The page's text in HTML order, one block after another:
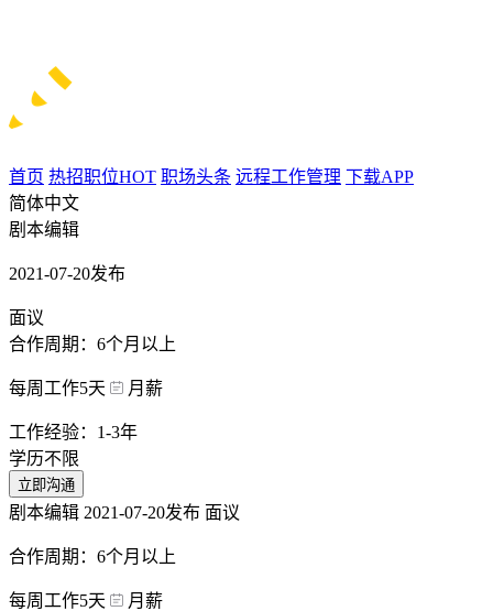
首页 热招职位HOT 职场头条 远程工作管理 下载APP
简体中文
剧本编辑
2021-07-20发布
面议
合作周期：6个月以上
每周工作5天 月薪
工作经验：1-3年
学历不限
立即沟通
剧本编辑 2021-07-20发布 面议
合作周期：6个月以上
每周工作5天 月薪